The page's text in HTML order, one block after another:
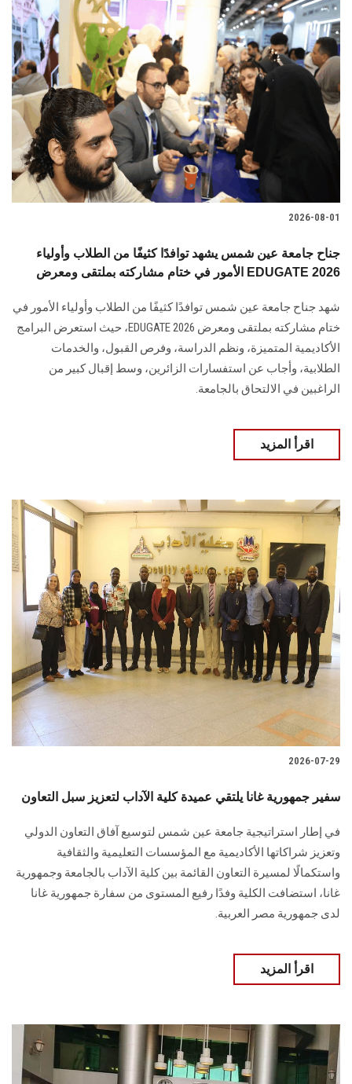
2026-08-01
جناح جامعة عين شمس يشهد توافدًا كثيفًا من الطلاب وأولياء
الأمور في ختام مشاركته بملتقى ومعرض EDUGATE 2026
شهد جناح جامعة عين شمس توافدًا كثيفًا من الطلاب وأولياء الأمور في
ختام مشاركته بملتقى ومعرض EDUGATE 2026، حيث استعرض البرامج
الأكاديمية المتميزة، ونظم الدراسة، وفرص القبول، والخدمات
الطلابية، وأجاب عن استفسارات الزائرين، وسط إقبال كبير من
الراغبين في الالتحاق بالجامعة.
اقرأ المزيد
2026-07-29
سفير جمهورية غانا يلتقي عميدة كلية الآداب لتعزيز سبل التعاون
في إطار استراتيجية جامعة عين شمس لتوسيع آفاق التعاون الدولي
وتعزيز شراكاتها الأكاديمية مع المؤسسات التعليمية والثقافية
واستكمالًا لمسيرة التعاون القائمة بين كلية الآداب بالجامعة وجمهورية
غانا، استضافت الكلية وفدًا رفيع المستوى من سفارة جمهورية غانا
لدى جمهورية مصر العربية.
اقرأ المزيد